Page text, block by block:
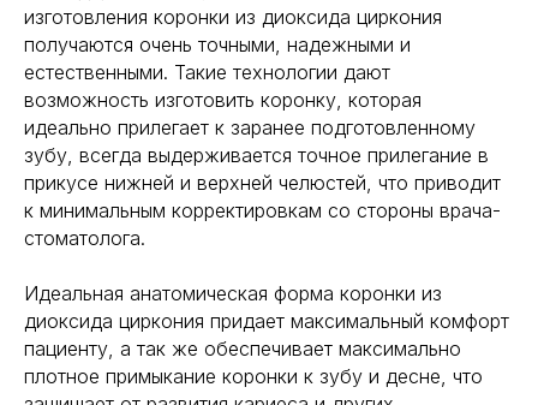
изготовления коронки из диоксида циркония
получаются очень точными, надежными и
естественными. Такие технологии дают
возможность изготовить коронку, которая
идеально прилегает к заранее подготовленному
зубу, всегда выдерживается точное прилегание в
прикусе нижней и верхней челюстей, что приводит
к минимальным корректировкам со стороны врача-
стоматолога.
Идеальная анатомическая форма коронки из
диоксида циркония придает максимальный комфорт
пациенту, а так же обеспечивает максимально
плотное примыкание коронки к зубу и десне, что